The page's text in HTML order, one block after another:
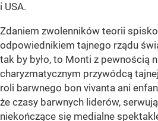
i USA.
Zdaniem zwolenników teorii
odpowiednikiem tajnego rządu
tak by było, to Monti z pewnością
charyzmatycznym przywódcą
roli barwnego bon vivanta ani
że czasy barwnych liderów,
niekończące się medialne